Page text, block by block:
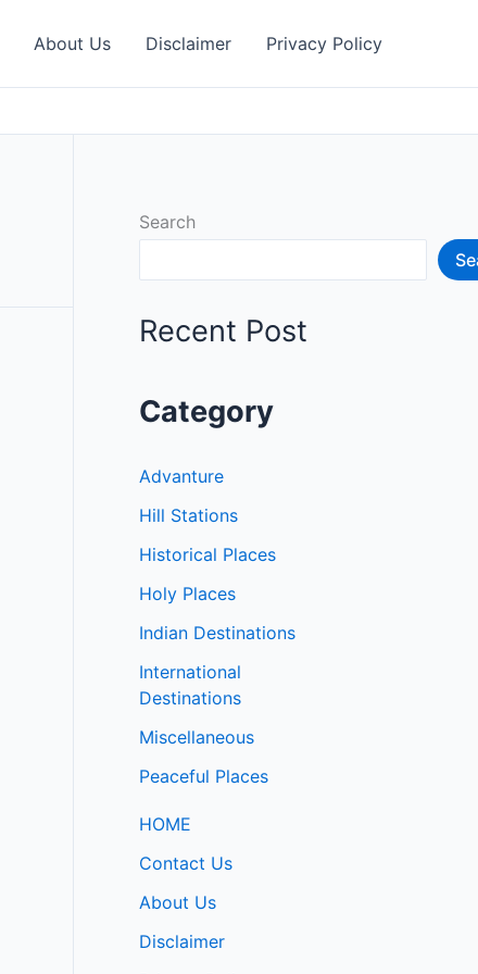
About Us Disclaimer Privacy Policy
Search
Recent Post
Category
Advanture
Hill Stations
Historical Places
Holy Places
Indian Destinations
International
Destinations
Miscellaneous
Peaceful Places
HOME
Contact Us
About Us
Disclaimer